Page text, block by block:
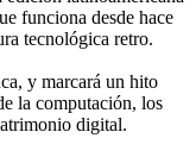
funciona desde hace
tecnológica retro.
y marcará un hito
la computación, los
digital.